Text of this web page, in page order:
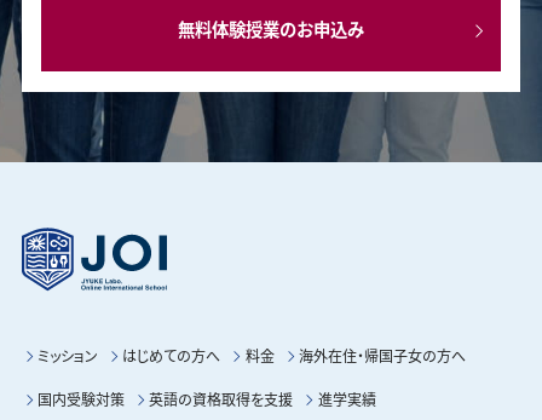
無料体験授業のお申込み
ミッション はじめての方へ 料金 海外在住・帰国子女の方へ
国内受験対策 英語の資格取得を支援 進学実績